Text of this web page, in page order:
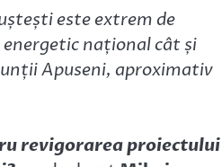
este extrem de
național cât și
Apuseni, aproximativ
revigorarea proiectului